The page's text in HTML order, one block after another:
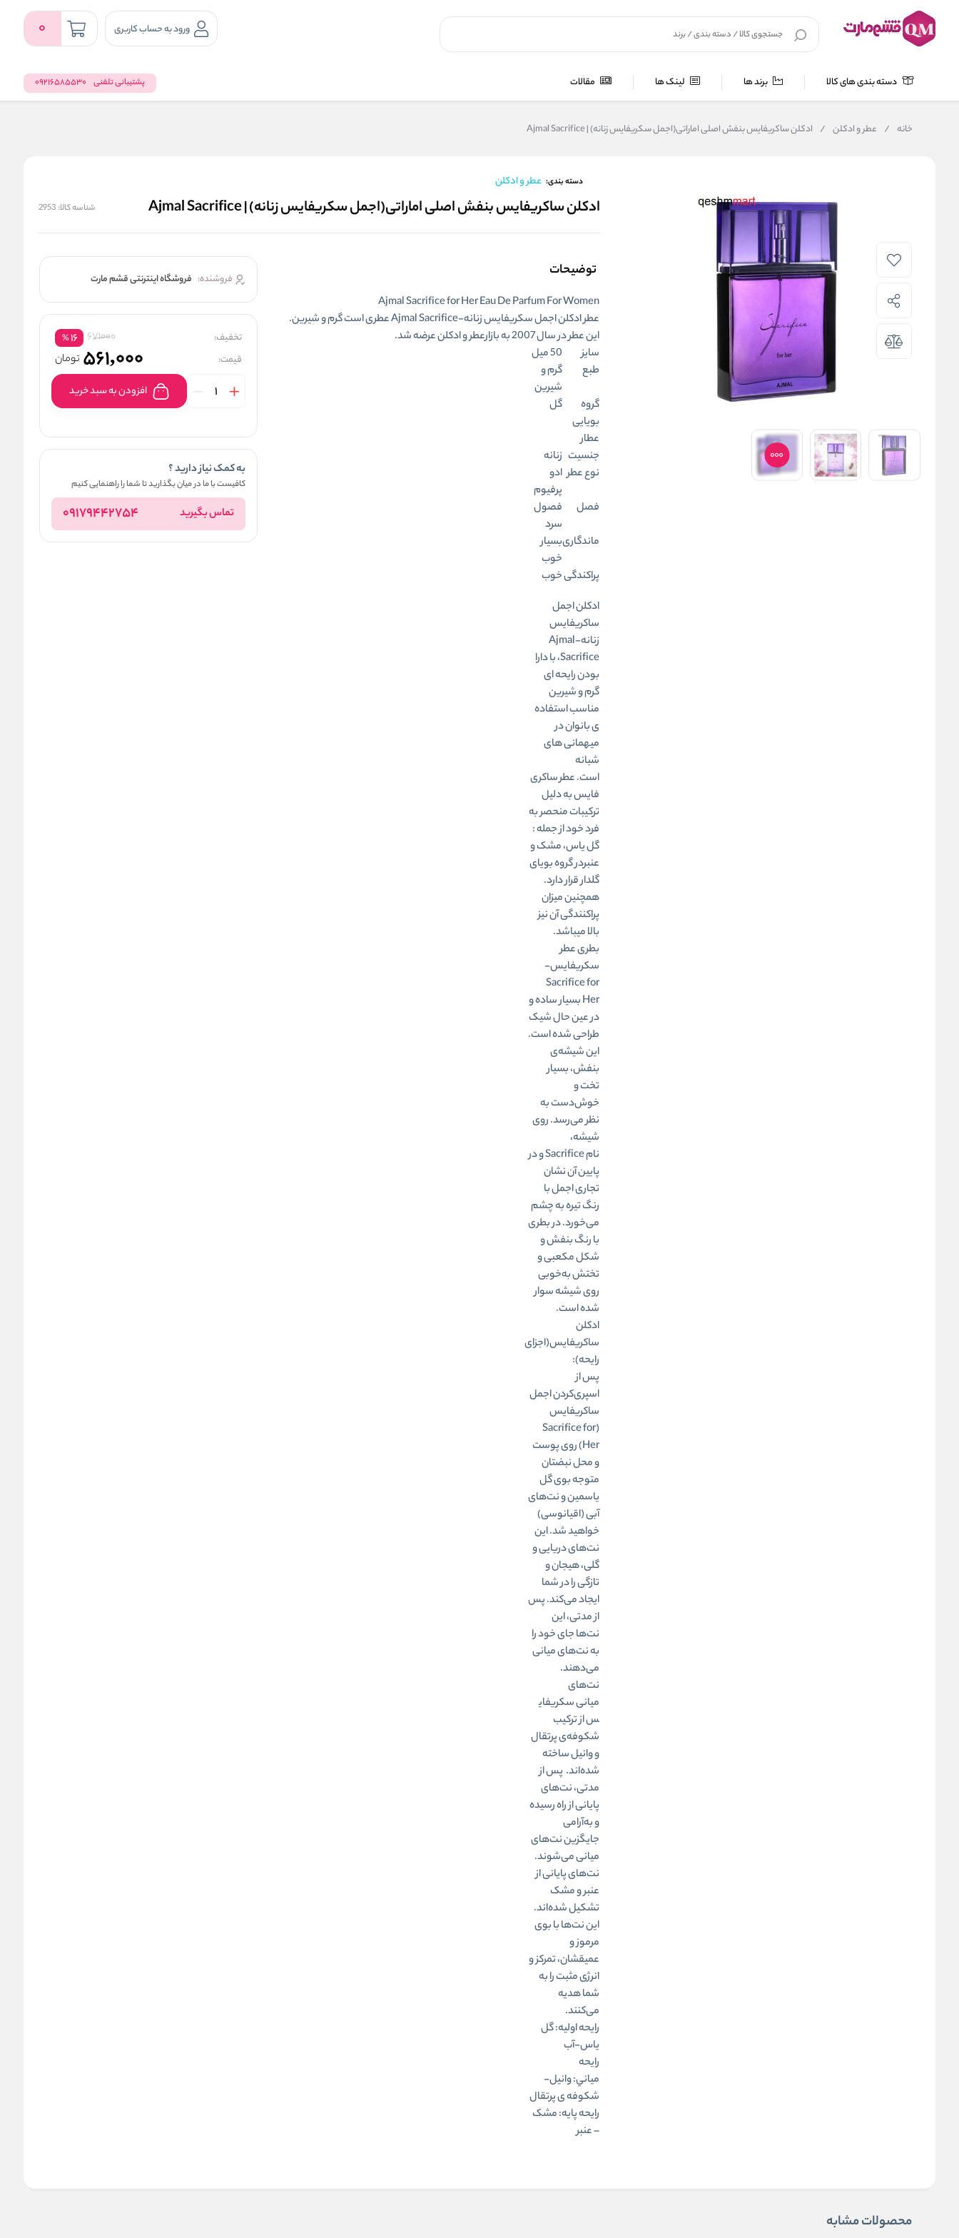
ورود به حساب کاربری 0
دسته بندی های کالا برند ها لینک ها مقالات پشتیبانی تلفنی 09216585530
خانه / عطر و ادکلن / ادکلن ساکریفایس بنفش اصلی اماراتی(اجمل سکریفایس زنانه) | Ajmal Sacrifice
دسته بندی: عطر و ادکلن
ادکلن ساکریفایس بنفش اصلی اماراتی(اجمل سکریفایس زنانه) | Ajmal Sacrifice شناسه کالا: 2953
توضیحات
Ajmal Sacrifice for Her Eau De Parfum For Women
عطر ادکلن اجمل سکریفایس زنانه-Ajmal Sacrifice عطری است گرم و شیرین.
این عطر در سال 2007 به بازارعطر و ادکلن عرضه شد.
سایز
50 میل
طبع
گرم و
شیرین
گروه
بویایی
گل
عطار
جنسیت زنانه
نوع عطر ادو
پرفیوم
فصل
فصول
سرد
ماندگاریبسیار
خوب
پراکندگیخوب
ادکلن اجمل
ساکریفایس
زنانه-Ajmal
Sacrifice، با دارا
بودن رایحه ای
گرم و شیرین
مناسب استفاده
ی بانوان در
میهمانی های
شبانه
است. عطر ساکری
فایس به دلیل
ترکیبات منحصر به
فرد خود از جمله :
گل یاس، مشک و
عنبردر گروه بویای
گلدار قرار دارد.
همچنین میزان
پراکنندگی آن نیز
بالا میباشد.
بطری عطر
سکریفایس-
Sacrifice for
Her بسیار ساده و
در عین‌ حال شیک
طراحی شده است.
این شیشه‌ی
بنفش، بسیار
تخت و
خوش‌دست به
نظر می‌رسد. روی
شیشه،
نام Sacrifice و در
پایین آن نشان
تجاری اجمل با
رنگ تیره به چشم
می‌خورد. در بطری
با رنگ بنفش و
شکل مکعبی و
تختش به‌خوبی
روی شیشه سوار
شده است.
ادکلن
ساکریفایس(اجزای
رایحه):
پس از
اسپری‌کردن اجمل
ساکریفایس
(Sacrifice for
Her) روی پوست
و محل نبضتان
متوجه بوی گل
یاسمین و نت‌های
آبی (اقیانوسی)
خواهید شد. این
نت‌های دریایی و
گلی، هیجان و
تازگی را در شما
ایجاد می‌کند. پس
از مدتی، این
نت‌ها جای خود را
به نت‌های میانی
می‌دهند.
نت‌های
میانی سکریفای
س از ترکیب
شکوفه‌ی پرتقال
و وانیل ساخته
‌شده‌اند. پس از
مدتی، نت‌های
پایانی از راه رسیده
و به‌آرامی
جایگزین نت‌های
میانی می‌شوند.
نت‌های پایانی از
عنبر و مشک
تشکیل‌ شده‌اند.
این نت‌ها با بوی
مرموز و
عمیقشان، تمرکز و
انرژی مثبت را به
شما هدیه
می‌کنند.
رايحه اوليه: گل
یاس-آب
رايحه
مياني: وانیل-
شکوفه ی پرتقال
رايحه پایه: مشک
– عنبر
فروشنده: فروشگاه اینترنتی قشم مارت
تخفیف: 671000
16
%
قیمت: 561,000 تومان
افزودن به سبد خرید
به کمک نیاز دارید ؟
کافیست با ما در میان بگذارید تا شما را راهنمایی کنیم
تماس بگیرید 09179442754
محصولات مشابه